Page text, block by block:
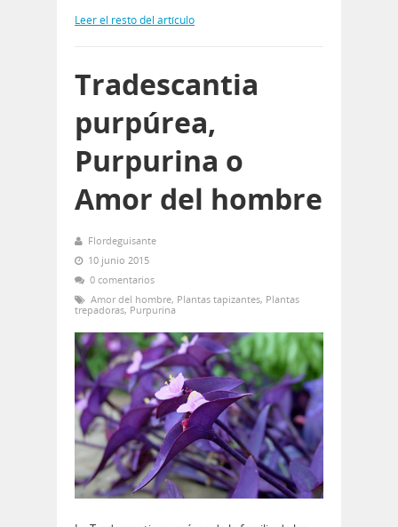
Leer el resto del artículo
Tradescantia
purpúrea,
Purpurina o
Amor del hombre
Flordeguisante
10 junio 2015
0 comentarios
Amor del hombre, Plantas tapizantes, Plantas
trepadoras, Purpurina